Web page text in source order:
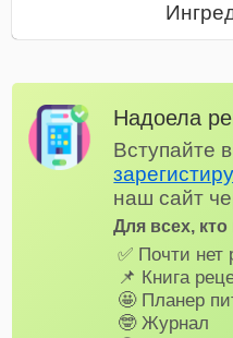
Надоела
Вступайте
наш сайт
Для всех, кто
✅ Почти нет
📌 Книга
🤩 Планер
🤓 Журнал